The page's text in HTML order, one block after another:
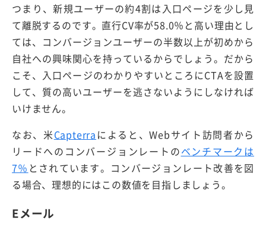
つまり、新規ユーザーの約4割は入口ページを少し見
て離脱するのです。直行CV率が58.0％と高い理由とし
ては、コンバージョンユーザーの半数以上が初めから
自社への興味関心を持っているからでしょう。だから
こそ、入口ページのわかりやすいところにCTAを設置
して、質の高いユーザーを逃さないようにしなければ
いけません。
なお、米Capterra によると、Webサイト訪問者から
リードへのコンバージョンレートのベンチマークは
7％ とされています。コンバージョンレート改善を図
る場合、理想的にはこの数値を目指しましょう。
Eメール